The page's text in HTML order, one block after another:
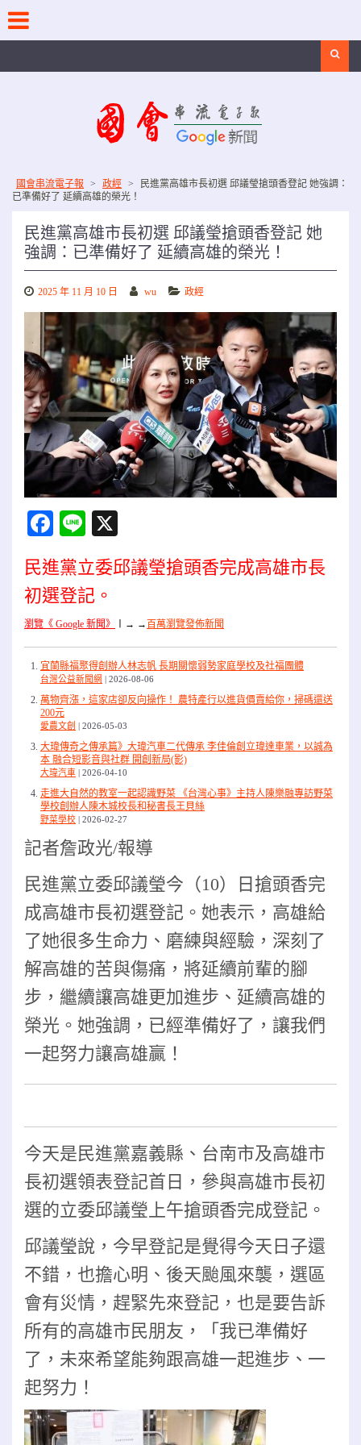
content
國會串流電子報 > 政經 >
民進黨高雄市長初選 邱議瑩搶頭香登記 她強調：
已準備好了 延續高雄的榮光！
民進黨高雄市長初選 邱議瑩搶頭香登記 她
強調：已準備好了 延續高雄的榮光！
2025 年 11 月 10 日 wu 政經
Facebook
Line
民進黨立委邱議瑩搶頭香完成高雄市長
初選登記。
瀏覽《 Google 新聞》 → →百萬瀏覽發佈新聞
宜蘭縣福聚得創辦人林志帆 長期關懷弱勢家庭學校及社福團體
台灣公益新聞網 2026-08-06
萬物齊漲，這家店卻反向操作！ 農特產行以進貨價賣給你，掃碼還送
200元
愛農文創 2026-05-03
大瑋傳奇之傳承篇》大瑋汽車二代傳承 李佳倫創立瑋達車業，以誠為
本 融合短影音與社群 開創新局(影)
大瑋汽車 2026-04-10
走進大自然的教室一起認識野菜 《台灣心事》主持人陳樂融專訪野菜
學校創辦人陳木城校長和秘書長王貝絲
野菜學校 2026-02-27
記者詹政光/報導
民進黨立委邱議瑩今（10）日搶頭香完
成高雄市長初選登記。她表示，高雄給
了她很多生命力、磨練與經驗，深刻了
解高雄的苦與傷痛，將延續前輩的腳
步，繼續讓高雄更加進步、延續高雄的
榮光。她強調，已經準備好了，讓我們
一起努力讓高雄贏！
今天是民進黨嘉義縣、台南市及高雄市
長初選領表登記首日，參與高雄市長初
選的立委邱議瑩上午搶頭香完成登記。
邱議瑩說，今早登記是覺得今天日子還
不錯，也擔心明、後天颱風來襲，選區
會有災情，趕緊先來登記，也是要告訴
所有的高雄市民朋友，「我已準備好
了，未來希望能夠跟高雄一起進步、一
起努力！